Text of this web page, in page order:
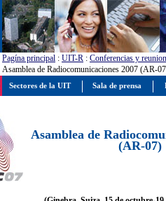
Pagína principal : UIT-R : Conferencias y
Asamblea de Radiocomunicaciones 2007 (AR-
Asamblea de
(AR-07)
Sectores de la UIT Sala de prensa